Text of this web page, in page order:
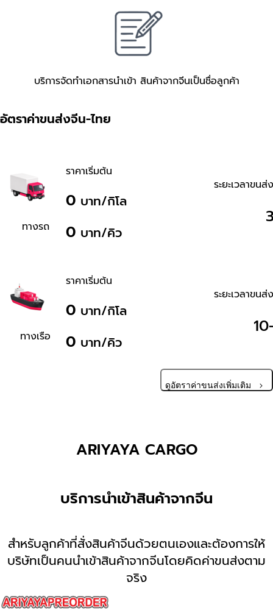
บริการจัดทำเอกสารนำเข้า สินค้าจากจีนเป็นชื่อลูกค้า
อัตราค่าขนส่งจีน-ไทย
ทางรถ
ราคาเริ่มต้น
0 บาท/กิโล
0 บาท/คิว
ระยะเวลาขน
ทางเรือ
ราคาเริ่มต้น
0 บาท/กิโล
0 บาท/คิว
ระยะเวลาขน
ดูอัตราค่าขนส่งเพิ่มเติม
ARIYAYA CARGO
บริการนำเข้าสินค้าจากจีน
สำหรับลูกค้าที่สั่งสินค้าจีนด้วยตนเองและต้องการให้
บริษัทเป็นคนนำเข้าสินค้าจากจีนโดยคิดค่าขนส่งตาม
จริง